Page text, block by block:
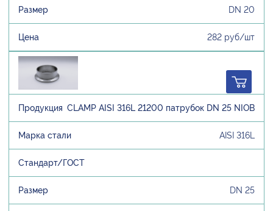
DN 20
282 руб/шт
CLAMP AISI 316L 21200 патрубок DN 25 NIOB
AISI 316L
DN 25